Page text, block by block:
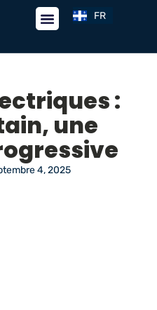
FR
EN
:
une
4, 2025